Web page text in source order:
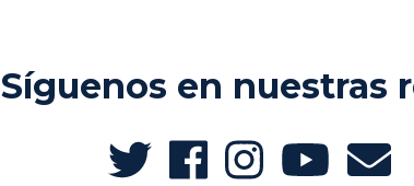
Síguenos en nuestras